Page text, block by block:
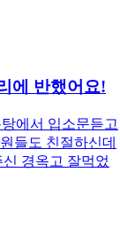
에 반했어요!
에서 입소문듣고
들도 친절하신데
경옥고 잘먹었